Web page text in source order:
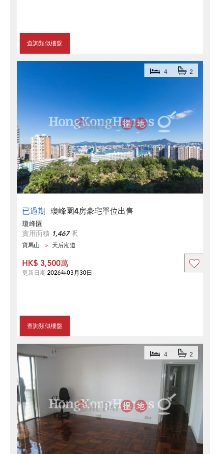
查詢類似樓盤
已過期 瓊峰園4房豪宅單位出售
4 2
瓊峰園
實用面積 1,467呎
寶馬山 天后廟道
查詢類似樓盤
HK$ 3,500萬
更新日期 2026年03月30日
4 2